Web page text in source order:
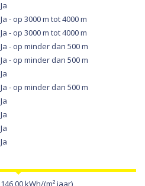
Ja
Ja - op 3000 m tot 4000 m
Ja - op 3000 m tot 4000 m
Ja - op minder dan 500 m
Ja - op minder dan 500 m
Ja
Ja - op minder dan 500 m
Ja
Ja
Ja
Ja
146,00 kWh/(m² jaar)